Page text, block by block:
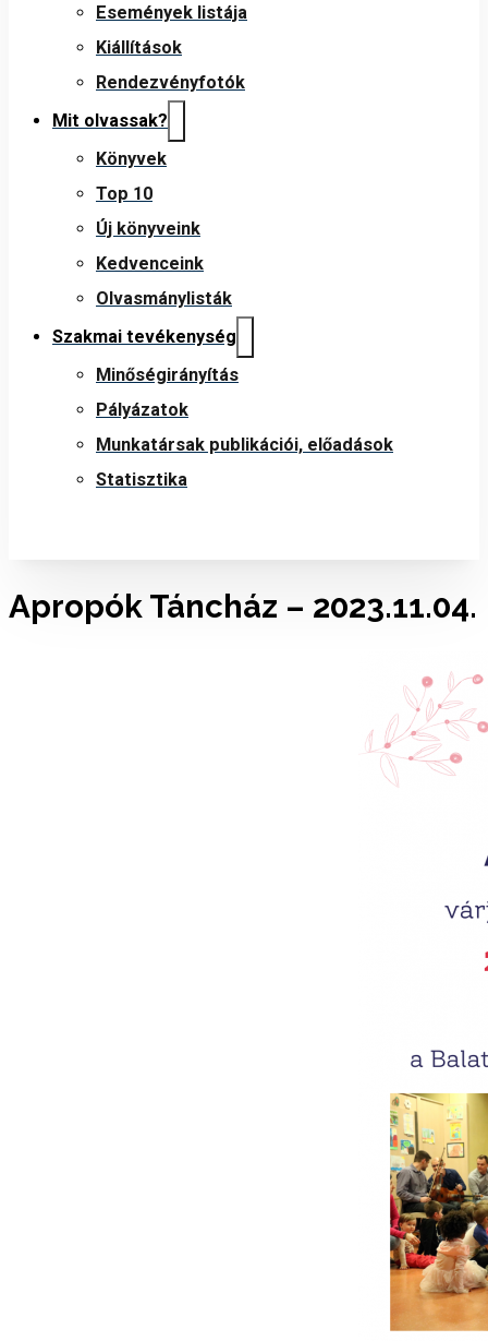
Események listája
Kiállítások
Rendezvényfotók
Mit olvassak?
Könyvek
Top 10
Új könyveink
Kedvenceink
Olvasmánylisták
Szakmai tevékenység
Minőségirányítás
Pályázatok
Munkatársak publikációi, előadások
Statisztika
Apropók Táncház – 2023.11.04.